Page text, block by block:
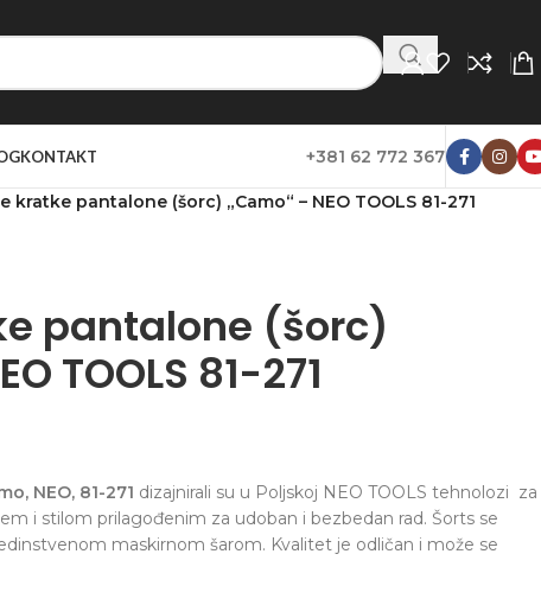
KONTAKT +381 62 772 367
kratke pantalone (šorc) „Camo“ – NEO TOOLS 81-271
pantalone (šorc)
TOOLS 81-271
NEO, 81-271 dizajnirali su u Poljskoj NEO TOOLS tehnolozi za
i stilom prilagođenim za udoban i bezbedan rad. Šorts se
maskirnom šarom. Kvalitet je odličan i može se